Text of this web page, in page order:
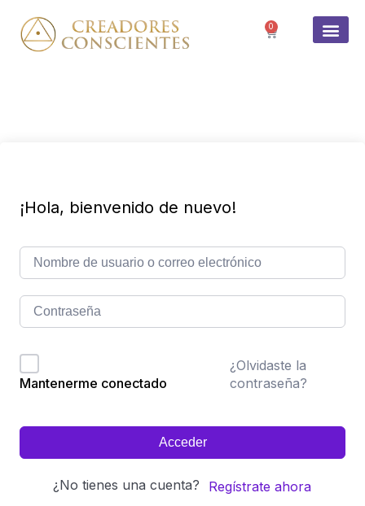
0
¡Hola, bienvenido de nuevo!
Mantenerme conectado
¿Olvidaste la
contraseña?
Acceder
¿No tienes una cuenta? Regístrate ahora